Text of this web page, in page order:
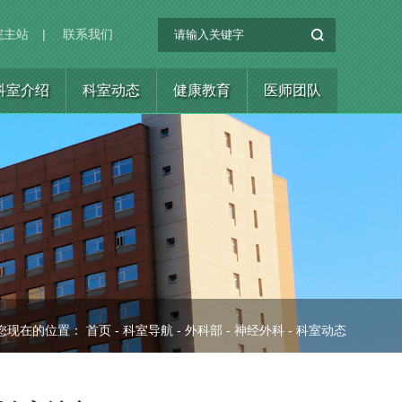
主站 | 联系我们
室介绍 科室动态 健康教育 医师团队
现在的位置： 首页 - 科室导航 - 外科部 - 神经外科 - 科室动态